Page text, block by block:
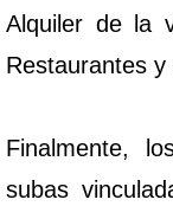
Alquiler de la
Restaurantes
Finalmente,
subas